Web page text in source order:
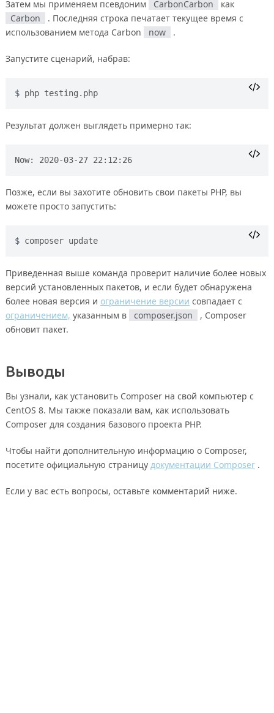
Затем мы применяем псевдоним CarbonCarbon
как
Carbon
. Последняя строка печатает текущее время с
использованием метода Carbon
now .
Запустите сценарий, набрав:
php testing.php
Результат должен выглядеть примерно так:
Now: 2020-03-27 22:12:26
Позже, если вы захотите обновить свои пакеты PHP, вы
можете просто запустить:
composer update
Приведенная выше команда проверит наличие более новых
версий установленных пакетов, и если будет обнаружена
более новая версия и ограничение версии совпадает с
ограничением, указанным в composer.json
, Composer
обновит пакет.
Выводы
Вы узнали, как установить Composer на свой компьютер с
CentOS 8. Мы также показали вам, как использовать
Composer для создания базового проекта PHP.
Чтобы найти дополнительную информацию о Composer,
посетите официальную страницу документации Composer.
Если у вас есть вопросы, оставьте комментарий ниже.